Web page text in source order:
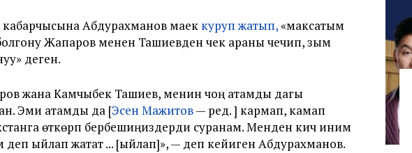
Абдурахманов маек куруп жатып,«максатым
болгону Жапаров менен Ташиевден чек араны чечип, зым
деген.
жана Камчыбек Ташиев, менин чоң атамды дагы
Эми атамды да [Эсен Мажитов— ред. ] кармап, камап
өткөрүп бербешиңиздерди суранам. Менден кичүү иним
деп ыйлап жатат ... [ыйлап]», — деп кейиген Абдурахманов.